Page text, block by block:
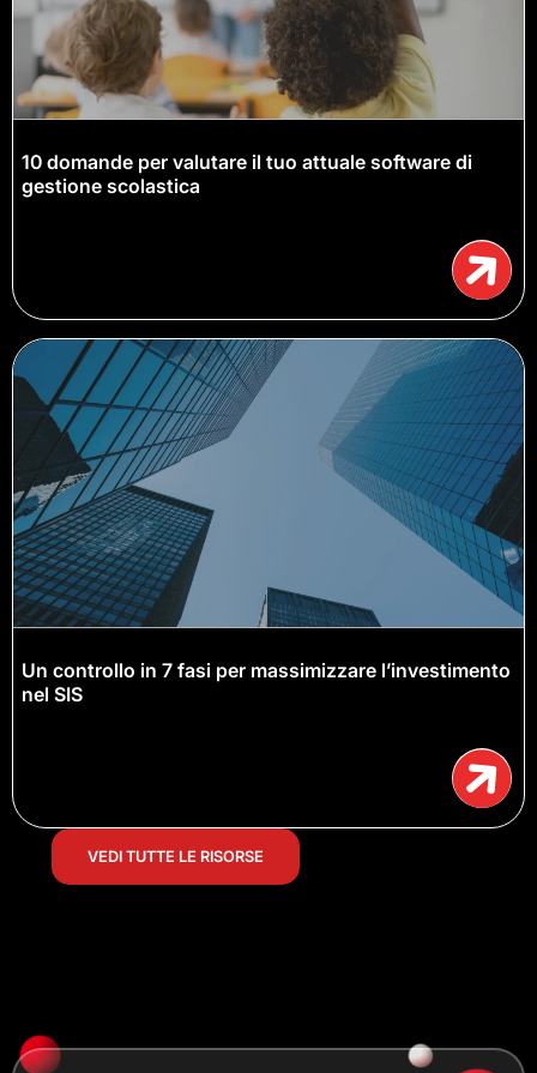
10 domande per valutare il tuo attuale software di
gestione scolastica
Un controllo in 7 fasi per massimizzare l’investimento
nel SIS
VEDI TUTTE LE RISORSE